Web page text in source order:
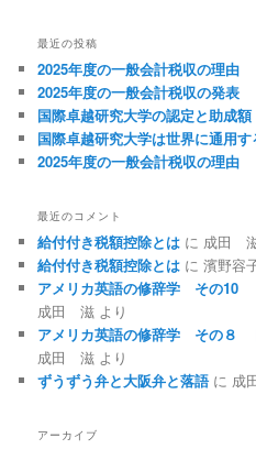
最近の投稿
2025年度の一般会計税収の理由
2025年度の一般会計税収の発表
国際卓越研究大学の認定と助成額
国際卓越研究大学は世界に通用す
2025年度の一般会計税収の理由
最近のコメント
給付付き税額控除とは に 成田
給付付き税額控除とは に濱野容
アメリカ英語の修辞学 その10
成田 滋 より
アメリカ英語の修辞学 その８
成田 滋 より
ずうずう弁と大阪弁と落語に 成
アーカイブ